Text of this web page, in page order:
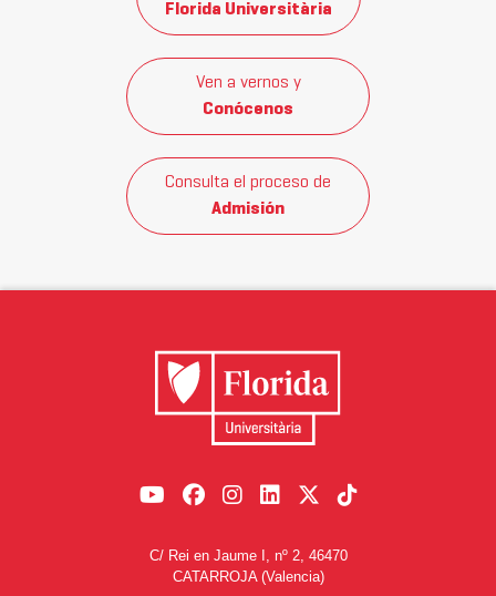
Florida Universitària
Ven a vernos y
Conócenos
Consulta el proceso de
Admisión
C/ Rei en Jaume I, nº 2, 46470
CATARROJA (Valencia)